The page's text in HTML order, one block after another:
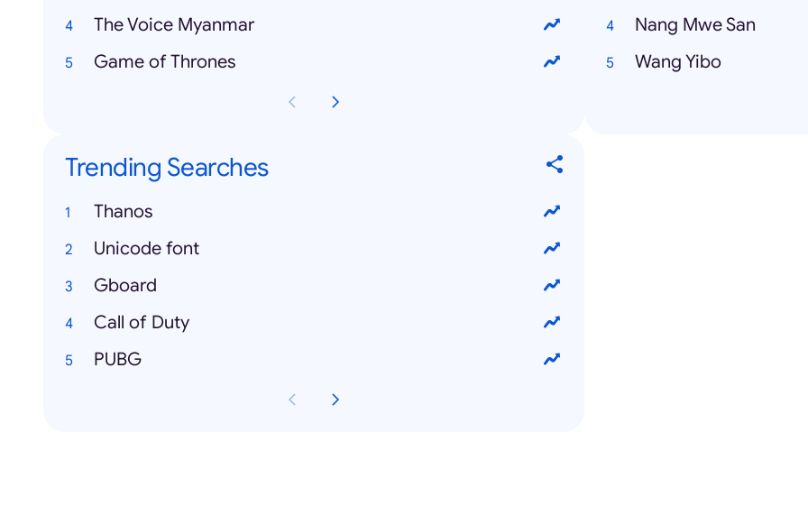
The Voice Myanmar
Game of Thrones
Nang Mwe San
Wang Yibo
Trending Searches
Thanos
Unicode font
Gboard
Call of Duty
PUBG